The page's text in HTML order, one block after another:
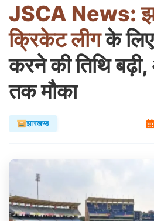
JSCA News:
क्रिकेटलीगके लिए
करने की तिथि
तक मौका
झारखण्ड